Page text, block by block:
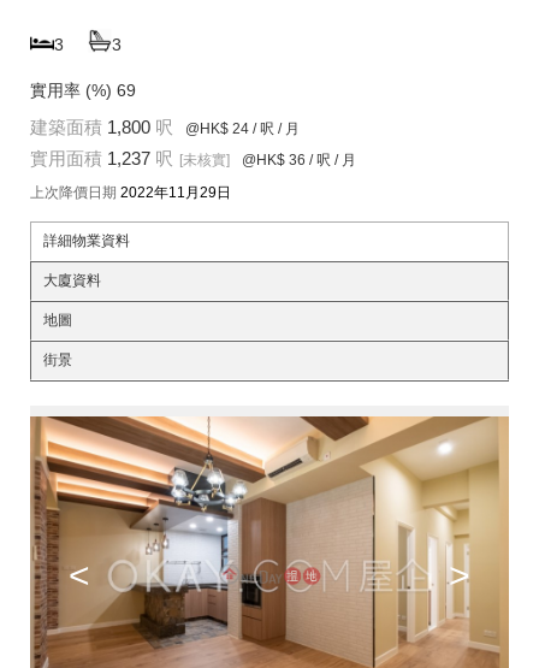
3 3
實用率 (%) 69
建築面積 1,800 呎 @HK$ 24 / 呎 / 月
實用面積 1,237 呎 [未核實] @HK$ 36 / 呎 / 月
上次降價日期 2022年11月29日
詳細物業資料
大廈資料
地圖
街景
< >